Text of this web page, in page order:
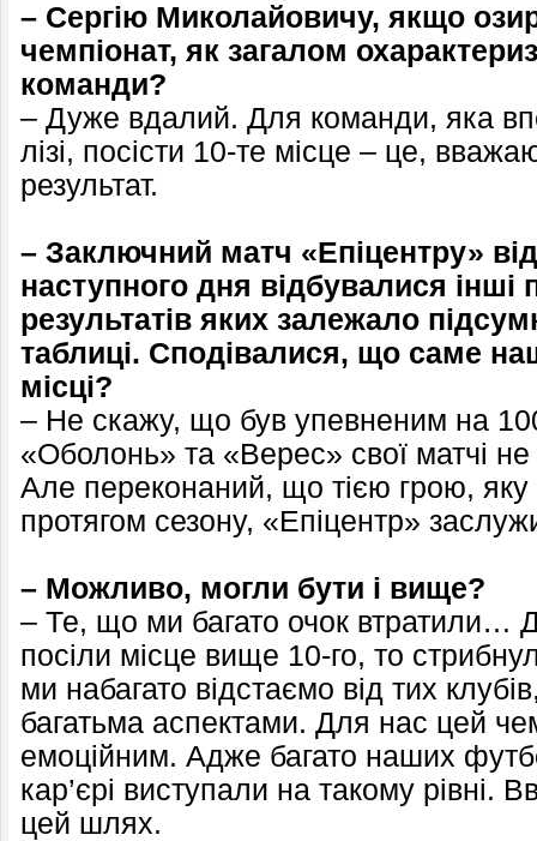
– Сергію Миколайовичу, якщо
чемпіонат, як загалом
команди?
– Дуже вдалий. Для команди, яка
лізі, посісти 10-те місце – це,
результат.
– Заключний матч «Епіцентру»
наступного дня відбувалися інші
результатів яких залежало
таблиці. Сподівалися, що саме
місці?
– Не скажу, що був упевненим на
«Оболонь» та «Верес» свої матчі
Але переконаний, що тією грою,
протягом сезону, «Епіцентр»
– Можливо, могли бути і вище?
– Те, що ми багато очок втратили…
посіли місце вище 10-го, то
ми набагато відстаємо від тих
багатьма аспектами. Для нас цей
емоційним. Адже багато наших
кар’єрі виступали на такому
цей шлях.